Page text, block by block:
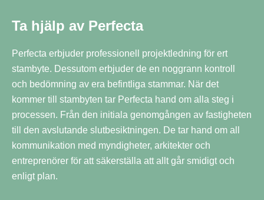
Ta hjälp av Perfecta
Perfecta erbjuder professionell projektledning för ert
stambyte. Dessutom erbjuder de en noggrann kontroll
och bedömning av era befintliga stammar. När det
kommer till stambyten tar Perfecta hand om alla steg i
processen. Från den initiala genomgången av fastigheten
till den avslutande slutbesiktningen. De tar hand om all
kommunikation med myndigheter, arkitekter och
entreprenörer för att säkerställa att allt går smidigt och
enligt plan.